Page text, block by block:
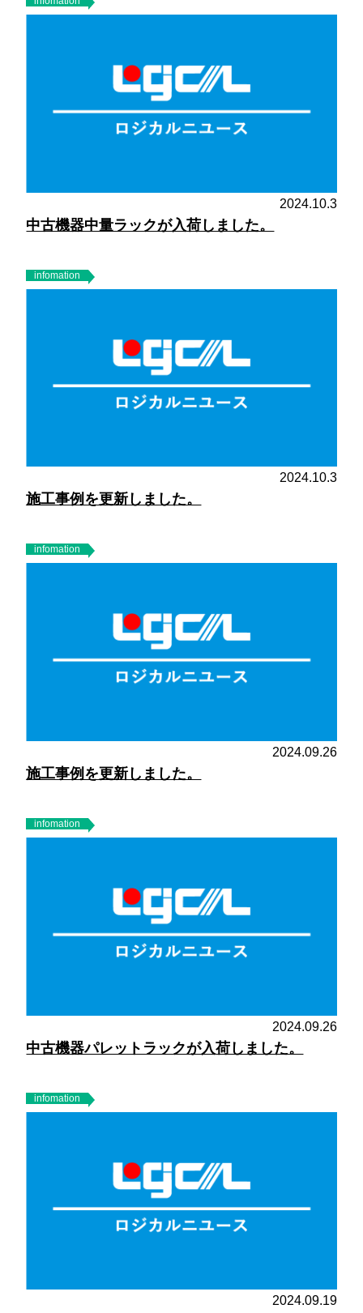
2024.10.3
中古機器中量ラックが入荷しました。
infomation
2024.10.3
施工事例を更新しました。
infomation
2024.09.26
施工事例を更新しました。
infomation
2024.09.26
中古機器パレットラックが入荷しました。
infomation
2024.09.19